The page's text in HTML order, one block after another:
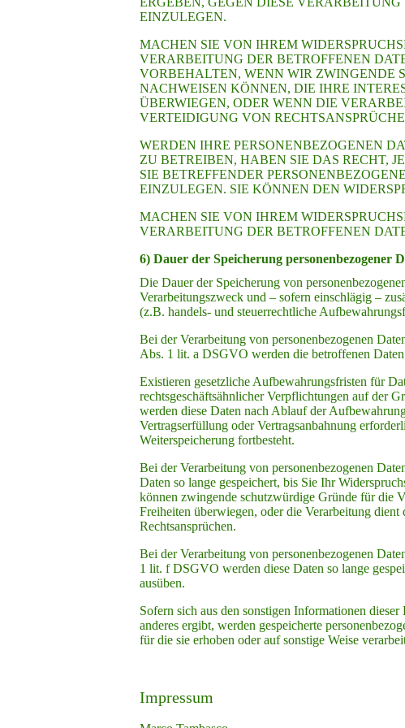
EINZULEGEN.
MACHEN SIE VON IHREM
VERARBEITUNG DER BETROFFENEN
VORBEHALTEN, WENN WIR ZWINGENDE
NACHWEISEN KÖNNEN, DIE IHRE
ÜBERWIEGEN, ODER WENN DIE
VERTEIDIGUNG VON
WERDEN IHRE PERSONENBEZOGENEN
ZU BETREIBEN, HABEN SIE DAS RECHT,
SIE BETREFFENDER
EINZULEGEN. SIE KÖNNEN DEN
MACHEN SIE VON IHREM
VERARBEITUNG DER BETROFFENEN
6) Dauer der Speicherung personenbezogener
Die Dauer der Speicherung von
Verarbeitungszweck und – sofern einschlägig –
(z.B. handels- und steuerrechtliche
Bei der Verarbeitung von personenbezogenen
Abs. 1 lit. a DSGVO werden die betroffenen
Existieren gesetzliche Aufbewahrungsfristen für
rechtsgeschäftsähnlicher Verpflichtungen auf der
werden diese Daten nach Ablauf der
Vertragserfüllung oder Vertragsanbahnung
Weiterspeicherung fortbesteht.
Bei der Verarbeitung von personenbezogenen
Daten so lange gespeichert, bis Sie Ihr
können zwingende schutzwürdige Gründe für die
Freiheiten überwiegen, oder die Verarbeitung
Rechtsansprüchen.
Bei der Verarbeitung von personenbezogenen
1 lit. f DSGVO werden diese Daten so lange
ausüben.
Sofern sich aus den sonstigen Informationen
anderes ergibt, werden gespeicherte
für die sie erhoben oder auf sonstige Weise
Impressum